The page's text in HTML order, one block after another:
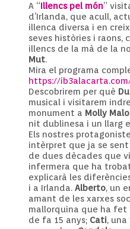
A “Illencs pel món”
d’Irlanda, que acull,
illenca diversa i en
seves històries i raons,
illencs de la mà de la
Mut.
Mira el programa
https://
Descobrirem per què
musical i visitarem
monument a Molly
nit dublinesa i un llarg
Els nostres
intèrpret que ja se
de dues dècades que
infermera que ha
explicarà les
i a Irlanda. Alberto, un
amant de les xarxes
mallorquina que ha fet
de fa 15 anys; Cati,